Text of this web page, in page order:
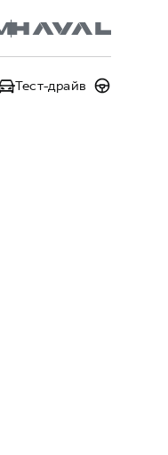
Тест-драйв